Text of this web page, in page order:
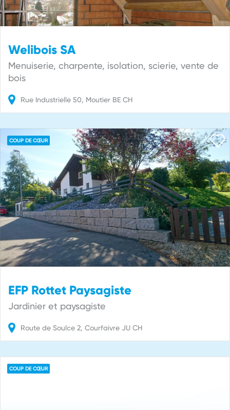
Welibois SA
Menuiserie, charpente, isolation, scierie, vente de
bois
Rue Industrielle 50 Moutier BE CH
COUP DE CŒUR
EFP Rottet Paysagiste
Jardinier et paysagiste
Route de Soulce 2 Courfaivre JU CH
COUP DE CŒUR